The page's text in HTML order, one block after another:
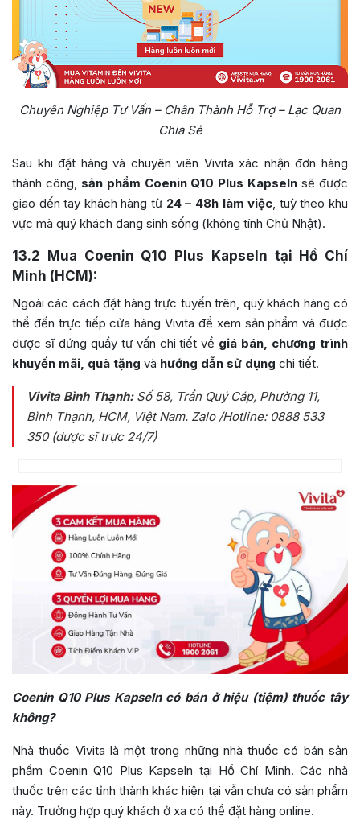
Chuyên Nghiệp Tư Vấn – Chân Thành Hỗ Trợ – Lạc Quan
Chia Sẻ
Sau khi đặt hàng và chuyên viên Vivita xác nhận đơn hàng
thành công, sản phẩm Coenin Q10 Plus Kapseln sẽ được
giao đến tay khách hàng từ 24 – 48h làm việc, tuỳ theo khu
vực mà quý khách đang sinh sống (không tính Chủ Nhật).
13.2
Mua Coenin Q10 Plus Kapseln tại Hồ Chí
Minh (HCM):
Ngoài các cách đặt hàng trực tuyến trên, quý khách hàng có
thể đến trực tiếp cửa hàng Vivita để xem sản phẩm và được
dược sĩ đứng quầy tư vấn chi tiết về giá bán, chương trình
khuyến mãi, quà tặng và hướng dẫn sử dụng chi tiết.
Vivita Bình Thạnh:Số 58, Trần Quý Cáp, Phường 11,
Bình Thạnh, HCM, Việt Nam. Zalo /Hotline: 0888 533
350 (dược sĩ trực 24/7)
Coenin Q10 Plus Kapseln có bán ở hiệu (tiệm) thuốc tây
không?
Nhà thuốc Vivita là một trong những nhà thuốc có bán sản
phẩm Coenin Q10 Plus Kapseln tại Hồ Chí Minh. Các nhà
thuốc trên các tỉnh thành khác hiện tại vẫn chưa có sản phẩm
này. Trường hợp quý khách ở xa có thể đặt hàng online.